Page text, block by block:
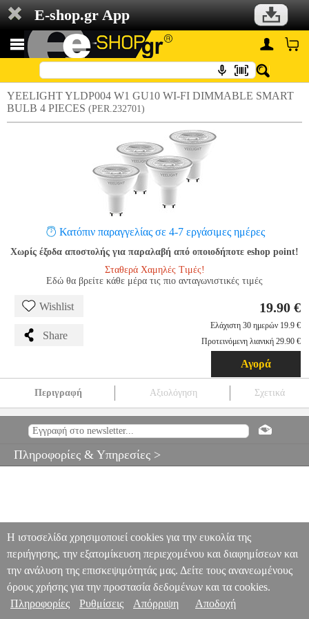
E-shop.gr App
YEELIGHT YLDP004 W1 GU10 WI-FI DIMMABLE SMART
BULB 4 PIECES (PER.232701)
Κατόπιν παραγγελίας σε 4-7 εργάσιμες ημέρες
Χωρίς έξοδα αποστολής για παραλαβή από οποιοδήποτε eshop point!
Σταθερά Χαμηλές Τιμές!
Εδώ θα βρείτε κάθε μέρα τις πιο ανταγωνιστικές τιμές
Wishlist
Share
19.90 €
Ελάχιστη 30 ημερών 19.9 €
Προτεινόμενη λιανική 29.90 €
Αγορά
Περιγραφή Αξιολόγηση Σχετικά
BULB 4 PIECES PER.232701
YEELIGHT
FI DIMMABLE SMART BULB 4 PIECES
Πληροφορίες & Υπηρεσίες >
Η ιστοσελίδα χρησιμοποιεί cookies για την ευκολία της
περιήγησης, την εξατομίκευση περιεχομένου και διαφημίσεων και
την ανάλυση της επισκεψιμότητάς μας. Δείτε τους ανανεωμένους
όρους χρήσης για την προστασία δεδομένων και τα cookies.
Πληροφορίες
Ρυθμίσεις Απόρριψη Αποδοχή